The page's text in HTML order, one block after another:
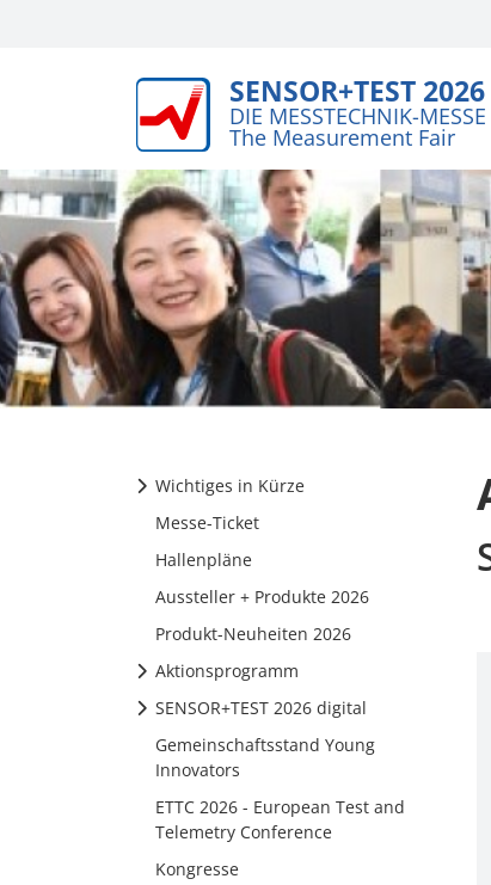
SENSOR+TEST 2026
DIE MESSTECHNIK-MESSE
The Measurement Fair
Wichtiges in Kürze
Messe-Ticket
Hallenpläne
Aussteller + Produkte 2026
Produkt-Neuheiten 2026
Aktionsprogramm
SENSOR+TEST 2026 digital
Gemeinschaftsstand Young
Innovators
ETTC 2026 - European Test and
Telemetry Conference
Kongresse